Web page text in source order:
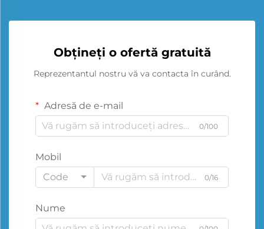
Obțineți o ofertă gratuită
Reprezentantul nostru vă va contacta în curând.
Adresă de e-mail
0/100
Mobil
Code
0/16
Nume